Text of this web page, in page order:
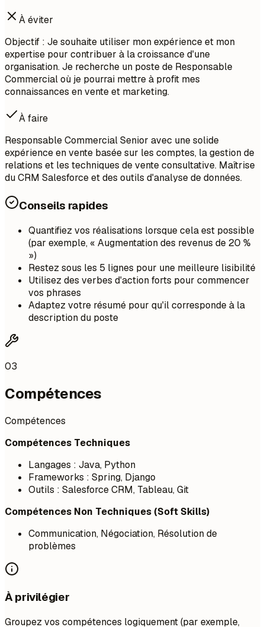
À éviter
Objectif : Je souhaite utiliser mon expérience et mon
expertise pour contribuer à la croissance d'une
organisation. Je recherche un poste de Responsable
Commercial où je pourrai mettre à profit mes
connaissances en vente et marketing.
À faire
Responsable Commercial Senior avec une solide
expérience en vente basée sur les comptes, la gestion de
relations et les techniques de vente consultative. Maîtrise
du CRM Salesforce et des outils d'analyse de données.
Conseils rapides
Quantifiez vos réalisations lorsque cela est possible
(par exemple, « Augmentation des revenus de 20 %
»)
Restez sous les 5 lignes pour une meilleure lisibilité
Utilisez des verbes d'action forts pour commencer
vos phrases
Adaptez votre résumé pour qu'il corresponde à la
description du poste
03
Compétences
Compétences
Compétences Techniques
Langages : Java, Python
Frameworks : Spring, Django
Outils : Salesforce CRM, Tableau, Git
Compétences Non Techniques (Soft Skills)
Communication, Négociation, Résolution de
problèmes
À privilégier
Groupez vos compétences logiquement (par exemple,